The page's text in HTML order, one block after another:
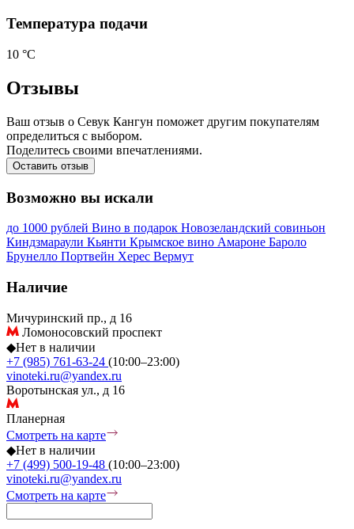
Температура подачи
10 °С
Отзывы
Ваш отзыв о Севук Кангун поможет другим покупателям
определиться с выбором.
Поделитесь своими впечатлениями.
Оставить отзыв
Возможно вы искали
до 1000 рублей Вино в подарок Новозеландский совиньон
Киндзмараули Кьянти Крымское вино Амароне Бароло
Брунелло Портвейн Херес Вермут
Наличие
Мичуринский пр., д 16
Ломоносовский проспект
◆Нет в наличии
+7 (985) 761-63-24 (10:00–23:00)
vinoteki.ru@yandex.ru
Воротынская ул., д 16
Планерная
Смотреть на карте
◆Нет в наличии
+7 (499) 500-19-48 (10:00–23:00)
vinoteki.ru@yandex.ru
Смотреть на карте